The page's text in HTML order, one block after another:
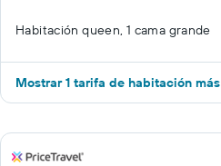
Habitación queen, 1 cama grande
Mostrar 1 tarifa de habitación más